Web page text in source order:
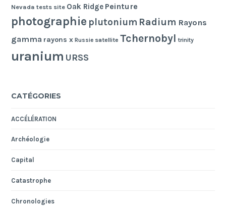
Nevada tests site Oak Ridge Peinture
photographie plutonium Radium Rayons
gamma rayons x Russie satellite Tchernobyl trinity
uranium URSS
CATÉGORIES
ACCÉLÉRATION
Archéologie
Capital
Catastrophe
Chronologies